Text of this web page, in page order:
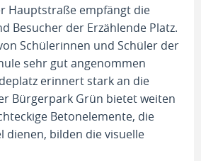
Hauptstraße empfängt die
Besucher der Erzählende Platz.
Schülerinnen und Schüler der
sehr gut angenommen
erinnert stark an die
Bürgerpark Grün bietet weiten
Betonelemente, die
dienen, bilden die visuelle